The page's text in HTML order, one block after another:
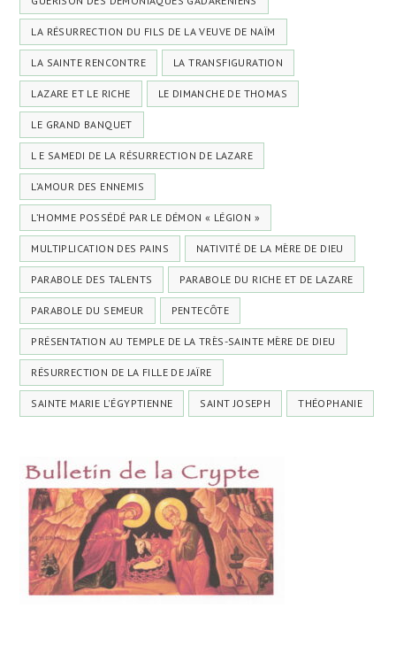
LA RÉSURRECTION DU FILS DE LA VEUVE DE NAÏM
LA SAINTE RENCONTRE LA TRANSFIGURATION
LAZARE ET LE RICHE LE DIMANCHE DE THOMAS
LE GRAND BANQUET
L E SAMEDI DE LA RÉSURRECTION DE LAZARE
L’AMOUR DES ENNEMIS
L’HOMME POSSÉDÉ PAR LE DÉMON « LÉGION »
MULTIPLICATION DES PAINS NATIVITÉ DE LA MÈRE DE DIEU
PARABOLE DES TALENTS PARABOLE DU RICHE ET DE LAZARE
PARABOLE DU SEMEUR PENTECÔTE
PRÉSENTATION AU TEMPLE DE LA TRÈS-SAINTE MÈRE DE DIEU
RÉSURRECTION DE LA FILLE DE JAÏRE
SAINTE MARIE L'ÉGYPTIENNE SAINT JOSEPH THÉOPHANIE